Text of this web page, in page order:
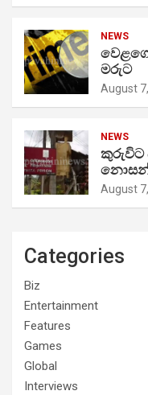
NEWS
මරුට
August
NEWS
කුරුවිට
August
Categories
Biz
Entertainment
Features
Games
Global
Interviews